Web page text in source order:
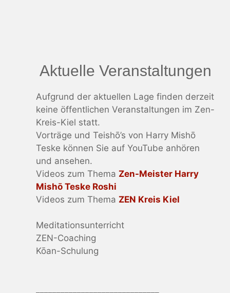
Aktuelle Veranstaltungen
Aufgrund der aktuellen Lage finden derzeit
keine öffentlichen Veranstaltungen im Zen-
Kreis-Kiel statt.
Vorträge und Teishō’s von Harry Mishō
Teske können Sie auf YouTube anhören
und ansehen.
Videos zum Thema Zen-Meister Harry
Mishō Teske Roshi
Videos zum Thema ZEN Kreis Kiel
Meditationsunterricht
ZEN-Coaching
Kōan-Schulung